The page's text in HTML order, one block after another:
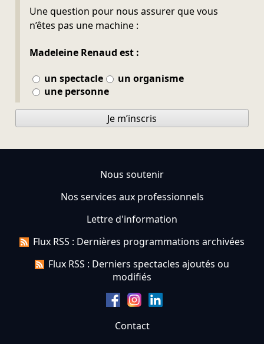
Une question pour nous assurer que vous
n’êtes pas une machine :
Madeleine Renaud est :
un spectacle
un organisme
une personne
Ne pas remplir
Je m’inscris
Nous soutenir
Nos services aux professionnels
Lettre d'information
Flux RSS : Dernières programmations archivées
Flux RSS : Derniers spectacles ajoutés ou
modifiés
Contact